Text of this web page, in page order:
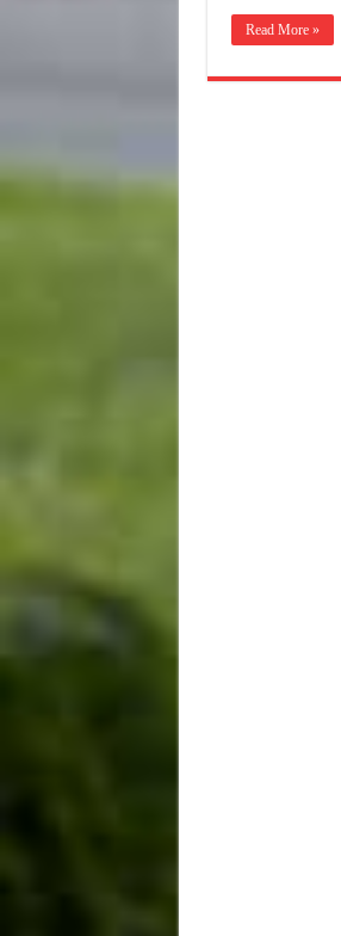
Read More »